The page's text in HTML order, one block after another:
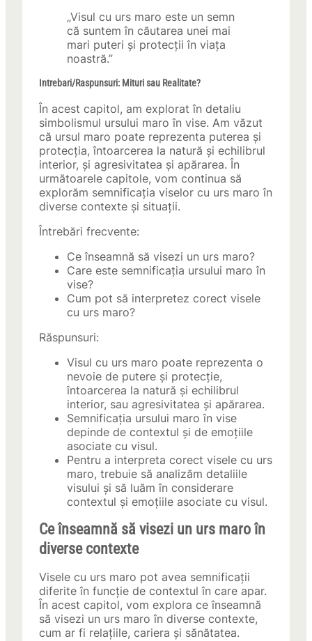
„Visul cu urs maro este un semn
că suntem în căutarea unei mai
mari puteri și protecții în viața
noastră.”
Intrebari/Raspunsuri: Mituri sau Realitate?
În acest capitol, am explorat în detaliu
simbolismul ursului maro în vise. Am văzut
că ursul maro poate reprezenta puterea și
protecția, întoarcerea la natură și echilibrul
interior, și agresivitatea și apărarea. În
următoarele capitole, vom continua să
explorăm semnificația viselor cu urs maro în
diverse contexte și situații.
Întrebări frecvente:
Ce înseamnă să visezi un urs maro?
Care este semnificația ursului maro în
vise?
Cum pot să interpretez corect visele
cu urs maro?
Răspunsuri:
Visul cu urs maro poate reprezenta o
nevoie de putere și protecție,
întoarcerea la natură și echilibrul
interior, sau agresivitatea și apărarea.
Semnificația ursului maro în vise
depinde de contextul și de emoțiile
asociate cu visul.
Pentru a interpreta corect visele cu urs
maro, trebuie să analizăm detaliile
visului și să luăm în considerare
contextul și emoțiile asociate cu visul.
Ce înseamnă să visezi un urs maro în
diverse contexte
Visele cu urs maro pot avea semnificații
diferite în funcție de contextul în care apar.
În acest capitol, vom explora ce înseamnă
să visezi un urs maro în diverse contexte,
cum ar fi relațiile, cariera și sănătatea.